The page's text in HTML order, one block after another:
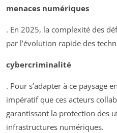
menaces numériques
. En 2025, la complexité des
par l’évolution rapide des
cybercriminalité
. Pour s’adapter à ce paysage
impératif que ces acteurs
garantissant la protection des
infrastructures numériques.